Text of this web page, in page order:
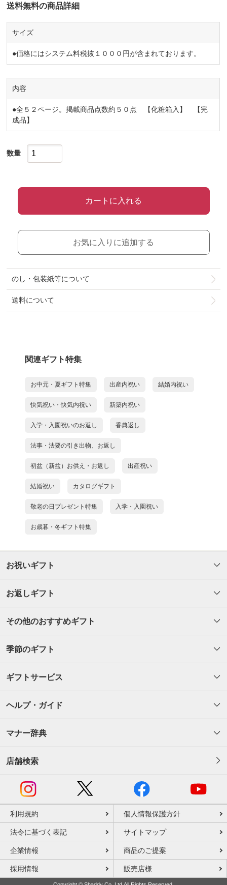
送料無料の商品詳細
サイズ
●価格にはシステム料税抜１０００円が含まれております。
内容
●全５２ページ。掲載商品点数約５０点 【化粧箱入】 【完
成品】
数量
カートに入れる
お気に入りに追加する
のし・包装紙等について
送料について
関連ギフト特集
お中元・夏ギフト特集 出産内祝い 結婚内祝い
快気祝い・快気内祝い 新築内祝い
入学・入園祝いのお返し 香典返し
法事・法要の引き出物、お返し
初盆（新盆）お供え・お返し 出産祝い
結婚祝い カタログギフト
敬老の日プレゼント特集 入学・入園祝い
お歳暮・冬ギフト特集
お祝いギフト
お返しギフト
その他のおすすめギフト
季節のギフト
ギフトサービス
ヘルプ・ガイド
マナー辞典
店舗検索
利用規約 個人情報保護方針
法令に基づく表記 サイトマップ
企業情報 商品のご提案
採用情報 販売店様